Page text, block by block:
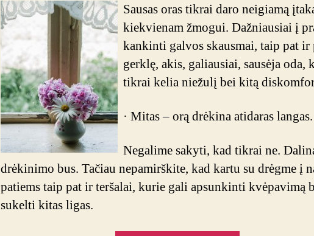
Sausas oras tikrai daro neigiamą
kiekvienam žmogui. Dažniausiai į
kankinti galvos skausmai, taip pat ir
gerklę, akis, galiausiai, sausėja oda,
tikrai kelia niežulį bei kitą
· Mitas – orą drėkina atidaras langas.
Negalime sakyti, kad tikrai ne.
drėkinimo bus. Tačiau nepamirškite, kad kartu su drėgme į
patiems taip pat ir teršalai, kurie gali apsunkinti kvėpavimą
sukelti kitas ligas.